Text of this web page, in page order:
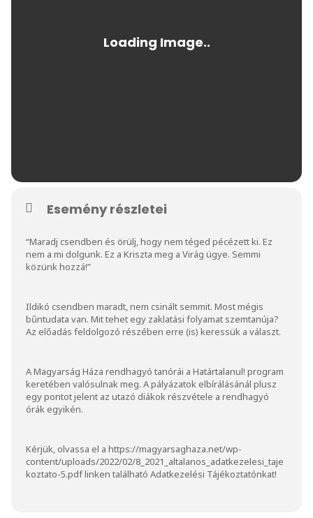
Esemény részletei
“Maradj csendben és örülj, hogy nem téged pécézett ki. Ez
nem a mi dolgunk. Ez a Kriszta meg a Virág ügye. Semmi
közünk hozzá!”
Ildikó csendben maradt, nem csinált semmit. Most mégis
bűntudata van. Mit tehet egy zaklatási folyamat szemtanúja?
Az előadás feldolgozó részében erre (is) keressük a választ.
A Magyarság Háza rendhagyó tanórái a Határtalanul! program
keretében valósulnak meg. A pályázatok elbírálásánál plusz
egy pontot jelent az utazó diákok részvétele a rendhagyó
órák egyikén.
Kérjük, olvassa el a https://magyarsaghaza.net/wp-
content/uploads/2022/02/8_2021_altalanos_adatkezelesi_taje
koztato-5.pdflinken található Adatkezelési Tájékoztatónkat!